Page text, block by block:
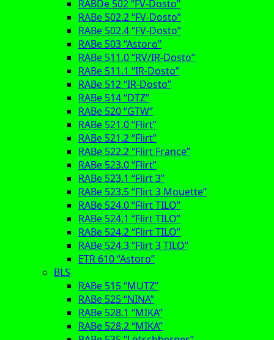
RABDe 502 “FV-Dosto”
RABe 502.2 “FV-Dosto”
RABe 502.4 “FV-Dosto”
RABe 503 “Astoro”
RABe 511.0 “RV/IR-Dosto”
RABe 511.1 “IR-Dosto”
RABe 512 “IR-Dosto”
RABe 514 “DTZ”
RABe 520 “GTW”
RABe 521.0 “Flirt”
RABe 521.2 “Flirt”
RABe 522.2 “Flirt France”
RABe 523.0 “Flirt”
RABe 523.1 “Flirt 3”
RABe 523.5 “Flirt 3 Mouette”
RABe 524.0 “Flirt TILO”
RABe 524.1 “Flirt TILO”
RABe 524.2 “Flirt TILO”
RABe 524.3 “Flirt 3 TILO”
ETR 610 “Astoro”
BLS
RABe 515 “MUTZ”
RABe 525 “NINA”
RABe 528.1 “MIKA”
RABe 528.2 “MIKA”